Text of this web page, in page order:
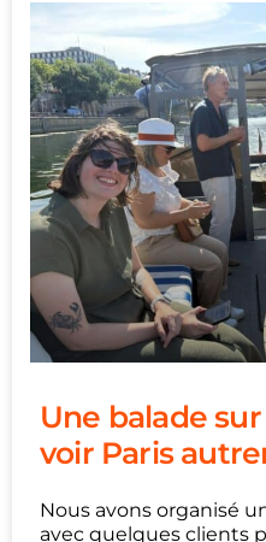
Une balade
voir Paris
Nous avons organisé
avec quelques clients